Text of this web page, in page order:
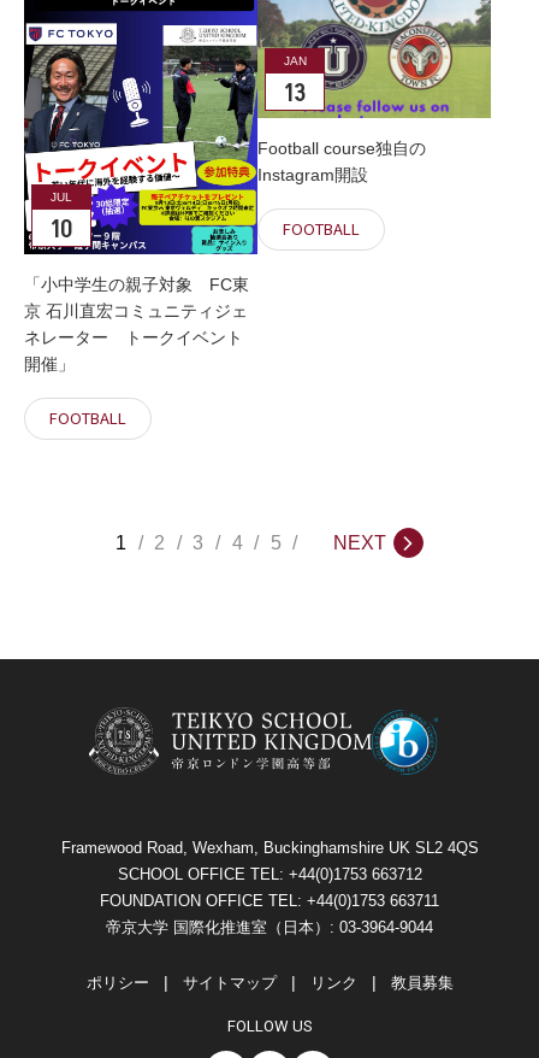
JUL
10
「小中学生の親子対象 FC東
京 石川直宏コミュニティジェ
ネレーター トークイベント
開催」
FOOTBALL
JAN
13
Football course独自の
Instagram開設
FOOTBALL
1 2 3 4 5 NEXT
Framewood Road, Wexham, Buckinghamshire UK SL2 4QS
SCHOOL OFFICE TEL: +44(0)1753 663712
FOUNDATION OFFICE TEL: +44(0)1753 663711
帝京大学 国際化推進室（日本）: 03-3964-9044
ポリシー サイトマップ リンク 教員募集
FOLLOW US